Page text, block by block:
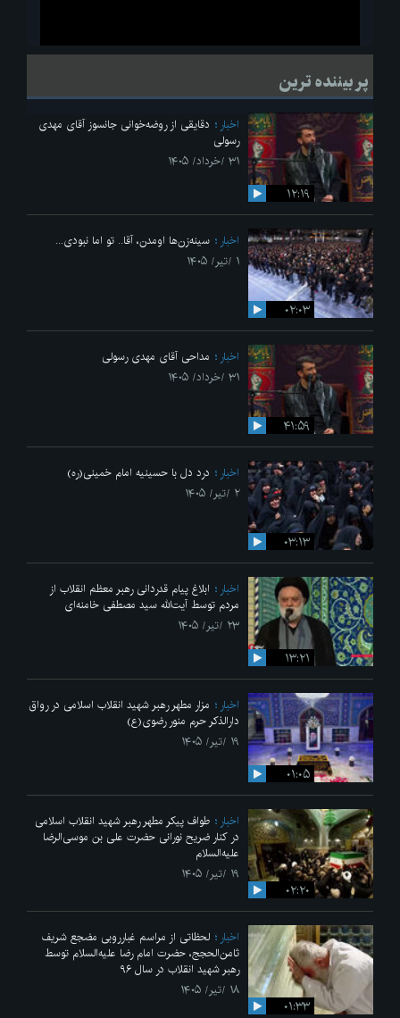
لحظاتی از قرائت زیارت اربعین امام حسین(ع) در مراسم عزاداری هیئات
پر بیننده ترین
۱۲:۱۹
اخبار
دقایقی از روضه‌خوانی جانسوز آقای مهدی
رسولی
۳۱ /خرداد/ ۱۴۰۵
۰۲:۰۳
اخبار
سینه‌زن‌ها اومدن،‌ آقا.. تو اما نبودی...
۱ /تیر/ ۱۴۰۵
۴۱:۵۹
اخبار
مداحی آقای مهدی رسولی
۳۱ /خرداد/ ۱۴۰۵
۰۳:۱۳
اخبار
درد دل با حسینیه امام خمینی(ره)
۲ /تیر/ ۱۴۰۵
۱۳:۲۱
اخبار
ابلاغ پیام قدردانی رهبر معظم انقلاب از
مردم توسط آیت‌الله سید مصطفی خامنه‌ای
۲۳ /تیر/ ۱۴۰۵
۰۱:۰۵
اخبار
مزار مطهر رهبر شهید انقلاب اسلامی در رواق
دارالذکر حرم منور رضوی(ع)
۱۹ /تیر/ ۱۴۰۵
۰۲:۲۰
اخبار
طواف پیکر مطهر رهبر شهید انقلاب اسلامی
در کنار ضریح نورانی حضرت علی‌ بن موسی‌الرضا
علیه‌السلام
۱۹ /تیر/ ۱۴۰۵
۰۱:۳۳
اخبار
لحظاتی از مراسم غبارروبی مضجع شریف
ثامن‌الحجج، حضرت امام رضا علیه‌السلام توسط
رهبر شهید انقلاب در سال ۹۶
۱۸ /تیر/ ۱۴۰۵